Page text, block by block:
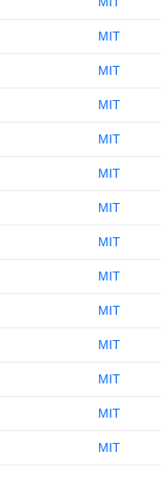
MIT
MIT
MIT
MIT
MIT
MIT
MIT
MIT
MIT
MIT
MIT
MIT
MIT